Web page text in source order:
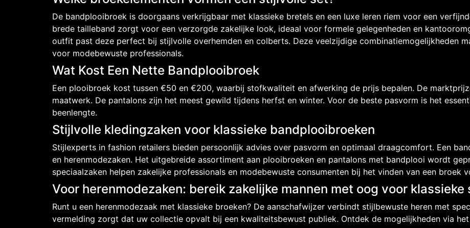
De bandplooibroek is doorgaans verkrijgbaar met klassieke bretels en een luxe leren riem voor een
brede tailleband zorgt voor een verzorgde zakelijke look, ideaal voor formele gelegenheden en
outfit past deze perfect bij stijlvolle overhemden en colberts. Deze veelzijdige combinatiemogelijkheden
voor modebewuste professionals.
Wat Kost Een Nette Bandplooibroek
Een plooibroek kost tussen €50 en €200, waarbij stofkwaliteit en afwerking de prijs bepalen. De
maatwerk. De pantalons zijn het meest gewild tijdens herfst en winter. Voor de beste pasvorm is het
beenlengte.
Stijlvolle kledingzaken voor klassieke bandplooibroeken
Stijlexperts in fashion retailers bieden persoonlijk advies over pasvorm en optimaal draagcomfort. Een
en herenmodezaken. Het uitgebreide assortiment aan plooibroeken en pantalons met bandplooi wordt
speciaalzaken helpen zakelijke professionals en modebewuste consumenten bij het vinden van een broek
Voor herenmodezaken: bereik zakelijke mannen met oog voor klassieke
Runt u een herenmodezaak met klassieke broeken? De aanschafwijzer verbindt stijlbewuste heren met
vermelding zorgt dat uw collectie opvalt bij een kwaliteitsbewust publiek. Ontdek de mogelijkheden via het